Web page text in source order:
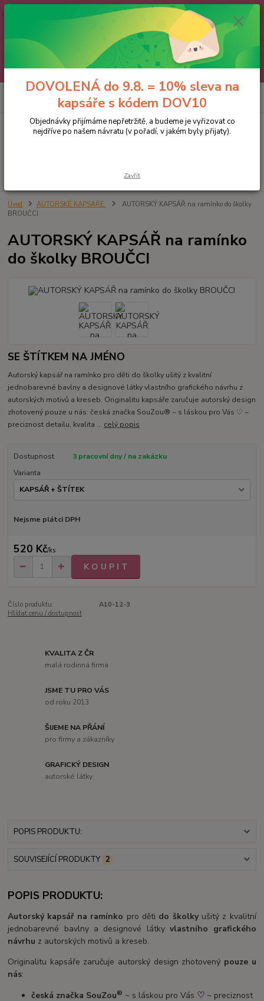
🌼 DOVOLENÁ do 9.8. 🌼
Jakmile se vrátíme, všechny objednávky, e-maily i telefonáty vyřídíme
postupně - v pořadí, v jakém nám přišly. Děkujeme za trpělivost.
A abychom vám čekání trochu zpříjemnili: doprava ZDARMA nad 700 Kč
a 10% sleva na kapsáře 😊 Slevový kód: DOV10
Menu
0
Úvod AUTORSKÉ KAPSÁŘE
AUTORSKÝ KAPSÁŘ na ramínko do školky
BROUČCI
AUTORSKÝ KAPSÁŘ na ramínko
do školky BROUČCI
SE ŠTÍTKEM NA JMÉNO
Autorský kapsář na ramínko pro děti do školky ušitý z kvalitní
jednobarevné bavlny a designové látky vlastního grafického návrhu z
autorských motivů a kreseb. Originalitu kapsáře zaručuje autorský design
zhotovený pouze u nás: česká značka SouZou® ~ s láskou pro Vás ♡ ~
preciznost detailu, kvalita ... celý popis
Dostupnost
3 pracovní dny / na zakázku
Varianta
Nejsme plátci DPH
520 Kč/ks
K O U P I T
Číslo produktu:
A10-12-3
Hlídat cenu / dostupnost
KVALITA Z ČR
malá rodinná firma
JSME TU PRO VÁS
od roku 2013
ŠIJEME NA PŘÁNÍ
pro firmy a zákazníky
GRAFICKÝ DESIGN
autorské látky
POPIS PRODUKTU:
SOUVISEJÍCÍ PRODUKTY 2
POPIS PRODUKTU:
Autorský kapsář na ramínko pro děti do školkyušitý z kvalitní
jednobarevné bavlny a designové látkyvlastního grafického
návrhu z autorských motivů a kreseb.
Originalitu kapsáře zaručuje autorský design zhotovený pouze u
nás:
česká značka SouZou® ~ s láskou pro Vás ♡ ~ preciznost
DOVOLENÁ do 9.8. = 10% sleva na
kapsáře s kódem DOV10
Objednávky přijímáme nepřetržitě, a budeme je vyřizovat co
nejdříve po našem návratu (v pořadí, v jakém byly přijaty).
Zavřít